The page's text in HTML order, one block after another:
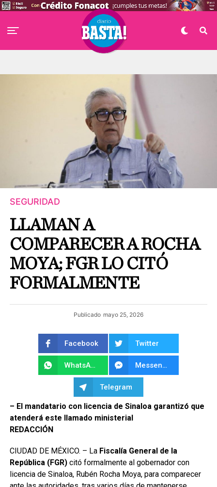
SEGURIDAD
LLAMAN A
COMPARECER A ROCHA
MOYA; FGR LO CITÓ
FORMALMENTE
Publicado mayo 25, 2026
Facebook Twitter
WhatsApp Messenger
Telegram
– El mandatario con licencia de Sinaloa garantizó que
atenderá este llamado ministerial
REDACCIÓN
CIUDAD DE MÉXICO. – La Fiscalía General de la
República (FGR) citó formalmente al gobernador con
licencia de Sinaloa, Rubén Rocha Moya, para comparecer